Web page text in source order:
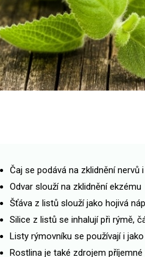
Čaj se podává na zklidnění nervů
Odvar slouží na zklidnění ekzému
Šťáva z listů slouží jako hojivá
Silice z listů se inhalují při rýmě,
Listy rýmovníku se používají i
Rostlina je také zdrojem